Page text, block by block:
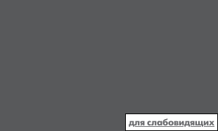
для слабовидящих